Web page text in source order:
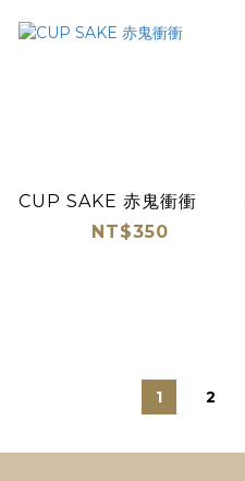
CUP SAKE 赤鬼衝衝
NT$350
1 2